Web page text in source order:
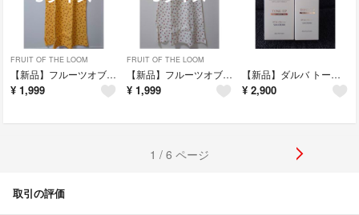
FRUIT OF THE LOOM
【新品】フルーツオブザルーム キャミワンピース 綿100% イエロー Sサイズ
¥ 1,999
FRUIT OF THE LOOM
【新品】フルーツオブザルーム キャミワンピース 綿100% ホワイト S
¥ 1,999
【新品】ダルバ トーンアップサンクリーム ピンク 50+35ml セット
¥ 2,900
1 / 6 ページ
取引の評価